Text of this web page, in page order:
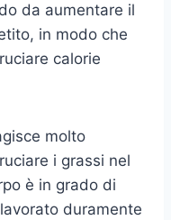
da aumentare il
in modo che
calorie
molto
i grassi nel
è in grado di
duramente